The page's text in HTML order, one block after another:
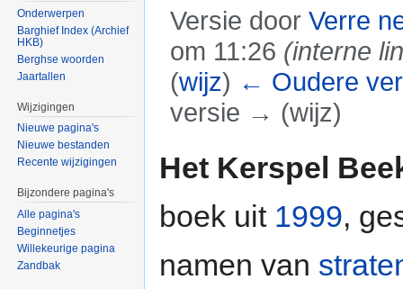
Versie door Verre
om 11:26 (interne
(wijz) ← Oudere
versie → (wijz)
Het Kerspel
boek uit 1999,
namen van
Onderwerpen
Barghief Index (Archief
HKB)
Berghse woorden
Jaartallen
Wijzigingen
Nieuwe pagina's
Nieuwe bestanden
Recente wijzigingen
Bijzondere pagina's
Alle pagina's
Beginnetjes
Willekeurige pagina
Zandbak